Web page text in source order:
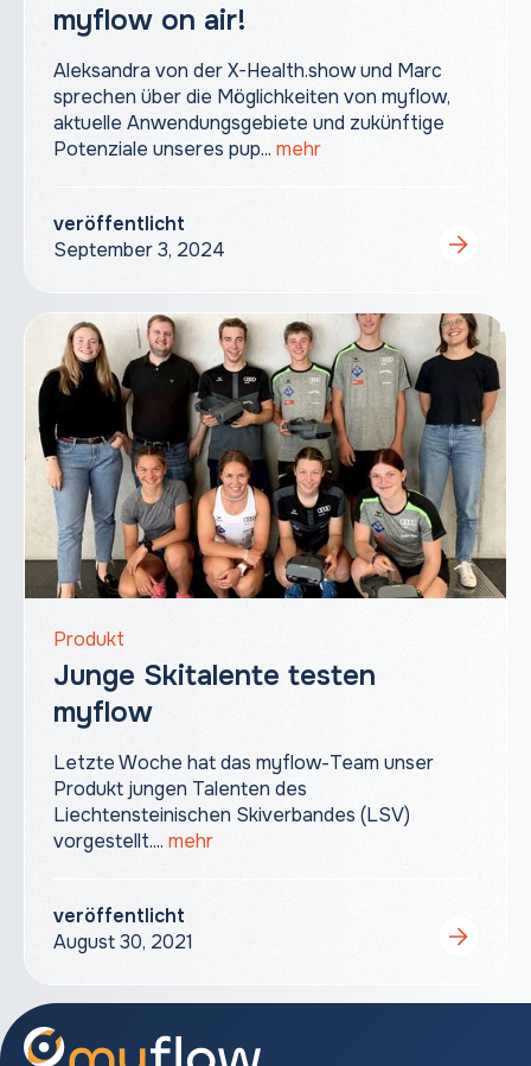
myflow on air!
Aleksandra von der X-Health.show und Marc
sprechen über die Möglichkeiten von myflow,
aktuelle Anwendungsgebiete und zukünftige
Potenziale unseres pup... mehr
veröffentlicht
September 3, 2024
Produkt
Junge Skitalente testen
myflow
Letzte Woche hat das myflow-Team unser
Produkt jungen Talenten des
Liechtensteinischen Skiverbandes (LSV)
vorgestellt.... mehr
veröffentlicht
August 30, 2021